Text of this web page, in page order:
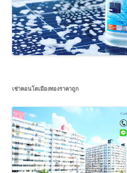
เช่าคอนโดเมืองทองราคาถูก